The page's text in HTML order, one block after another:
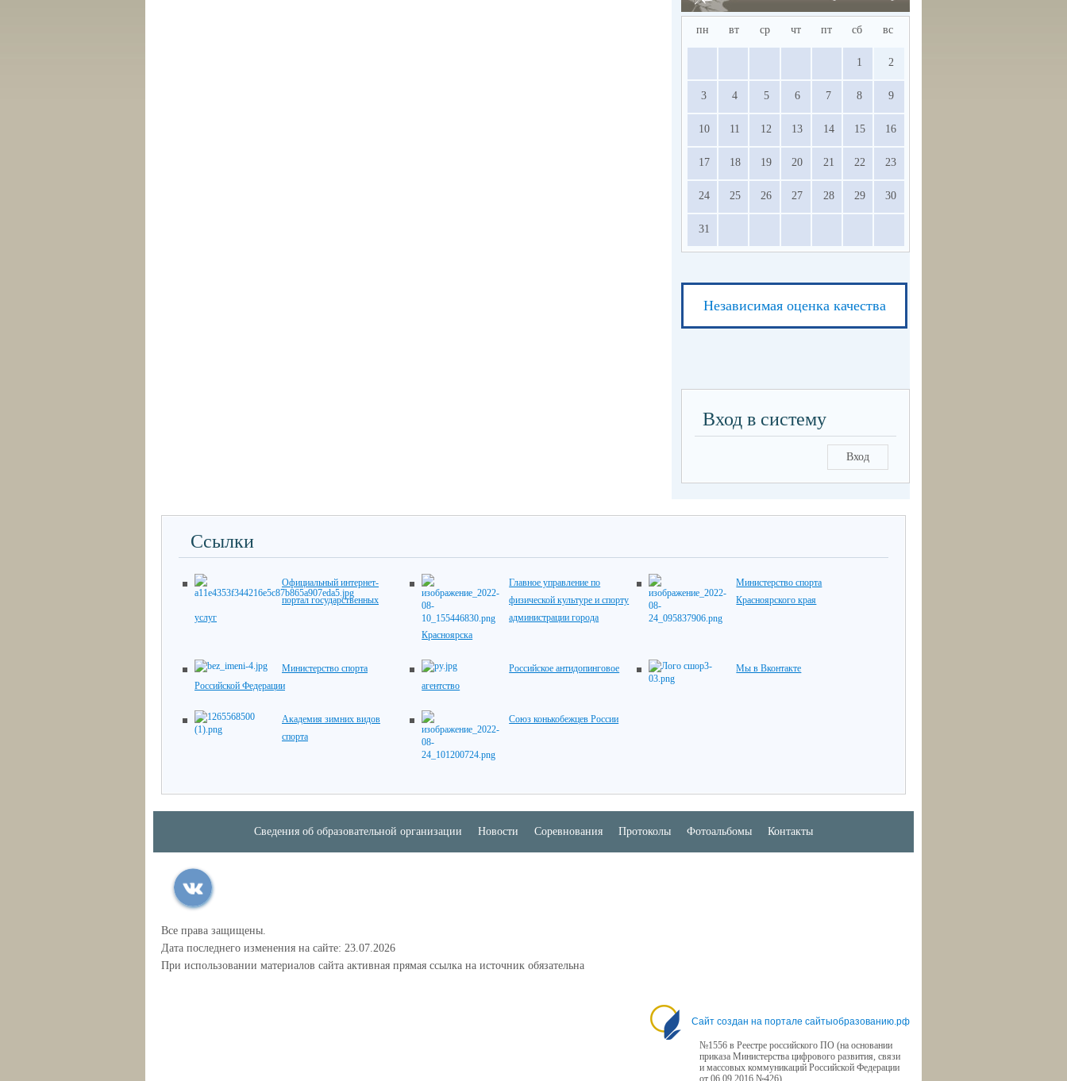
пн вт ср чт пт сб вс
1 2
3 4 5 6 7 8 9
10 11 12 13 14 15 16
17 18 19 20 21 22 23
24 25 26 27 28 29 30
31
Независимая оценка качества
Вход в систему
Вход
Ссылки
Официальный интернет-
портал государственных
услуг
Главное управление по
физической культуре и спорту
администрации города
Красноярска
Министерство спорта
Красноярского края
Министерство спорта
Российской Федерации
Российское антидопинговое
агентство
Мы в Вконтакте
Академия зимних видов
спорта
Союз конькобежцев России
Сведения об образовательной организации Новости Соревнования Протоколы Фотоальбомы Контакты
Все права защищены.
Дата последнего изменения на сайте: 23.07.2026
При использовании материалов сайта активная прямая ссылка на источник обязательна
Сайт создан на портале сайтыобразованию.рф
№1556 в Реестре российского ПО (на основании
приказа Министерства цифрового развития, связи
и массовых коммуникаций Российской Федерации
от 06.09.2016 №426)